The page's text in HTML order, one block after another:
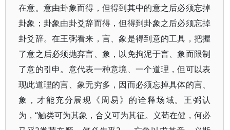
在意。意由卦象而得，但得到其中的意之后必须忘掉
卦象；卦象由卦爻辞而得，但得到卦象之后必须忘掉
卦爻辞。在王弼看来，言、象是得到意的工具，把握
了意之后必须抛弃言、象，以免拘泥于言、象而限制
了意的引申。意代表一种意境、一个道理，但可以表
现此道理的言、象无穷多，因而必须忘掉具体的言、
象，才能充分展现《周易》的诠释场域。王弼认
为，“触类可为其象，合义可为其征。义苟在健，何必